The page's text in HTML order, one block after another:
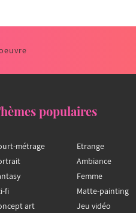
populaires
métrage
fi
art
Etrange
Ambiance
Femme
Matte-painting
Jeu vidéo